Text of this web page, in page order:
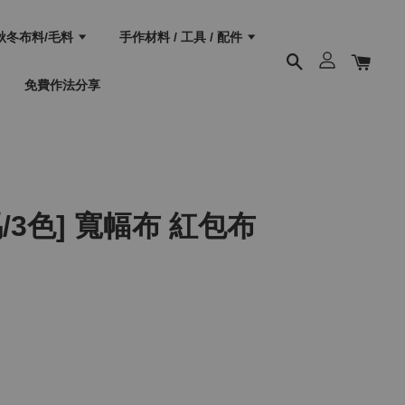
冬布料/毛料 手作材料 / 工具 / 配件
免費作法分享
3色] 寬幅布 紅包布